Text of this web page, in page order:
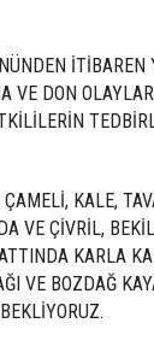
İTİBAREN
VE DON
ÇAMELİ, KALE,
VE ÇİVRİL,
KARLA
VE BOZDAĞ